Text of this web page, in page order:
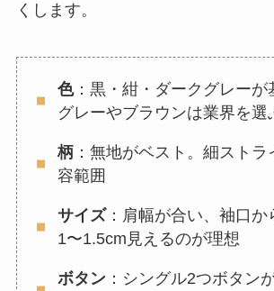
くします。
色：黒・紺・ダークグレーが
グレーやブラウンは業界を選
柄：無地がベスト。細ストラ
容範囲
サイズ：肩幅が合い、袖口か
1〜1.5cm見えるのが理想
ボタン：シングル2つボタン